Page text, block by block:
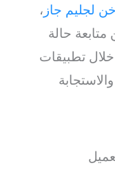
لجليم جاز ،
حالة
تطبيقات